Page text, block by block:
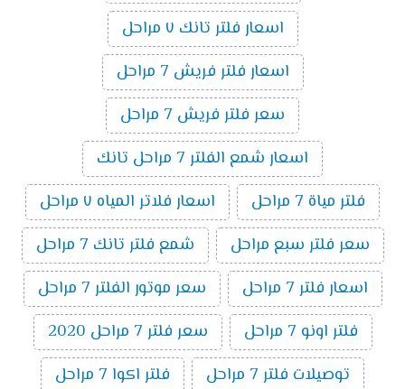
اسعار فلتر تانك ٧ مراحل
اسعار فلتر فريش 7 مراحل
سعر فلتر فريش 7 مراحل
اسعار شمع الفلتر 7 مراحل تانك
فلتر مياة 7 مراحل
اسعار فلاتر المياه ٧ مراحل
سعر فلتر سبع مراحل
شمع فلتر تانك 7 مراحل
اسعار فلتر 7 مراحل
سعر موتور الفلتر 7 مراحل
فلتر اونو 7 مراحل
سعر فلتر 7 مراحل 2020
توصيلات فلتر 7 مراحل
فلتر اكوا 7 مراحل